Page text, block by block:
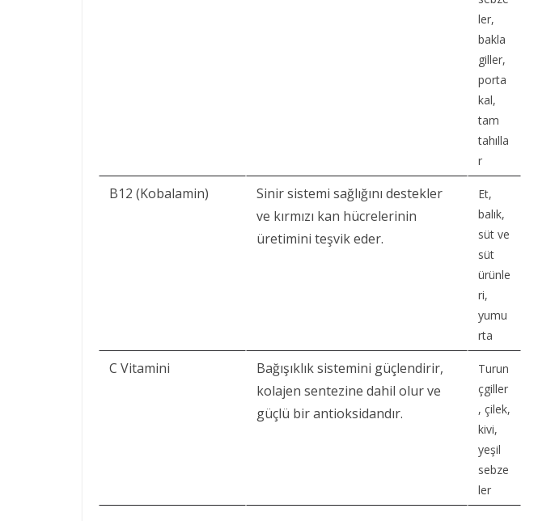
ler,
bakla
giller,
porta
kal,
tam
tahılla
r
B12 (Kobalamin)
Sinir sistemi sağlığını destekler
ve kırmızı kan hücrelerinin
üretimini teşvik eder.
Et,
balık,
süt ve
süt
ürünle
ri,
yumu
rta
C Vitamini
Bağışıklık sistemini güçlendirir,
kolajen sentezine dahil olur ve
güçlü bir antioksidandır.
Turun
çgiller
, çilek,
kivi,
yeşil
sebze
ler